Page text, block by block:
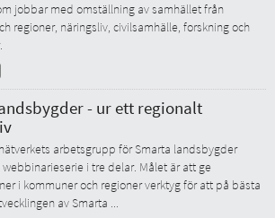
jobbar med omställning av samhället från
regioner, näringsliv, civilsamhälle, forskning och
- ur ett regionalt
arbetsgrupp för Smarta landsbygder
i tre delar. Målet är att ge
i kommuner och regioner verktyg för att på bästa
av Smarta ...